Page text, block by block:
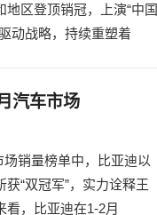
区登顶销冠，上演“中国
动战略，持续重塑着
汽车市场
销量榜单中，比亚迪以
“双冠军”，实力诠释王
，比亚迪在1-2月